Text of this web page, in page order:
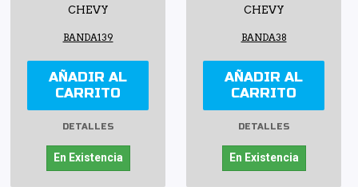
CHEVY
BANDA139
AÑADIR AL
CARRITO
DETALLES
En Existencia
CHEVY
BANDA38
AÑADIR AL
CARRITO
DETALLES
En Existencia